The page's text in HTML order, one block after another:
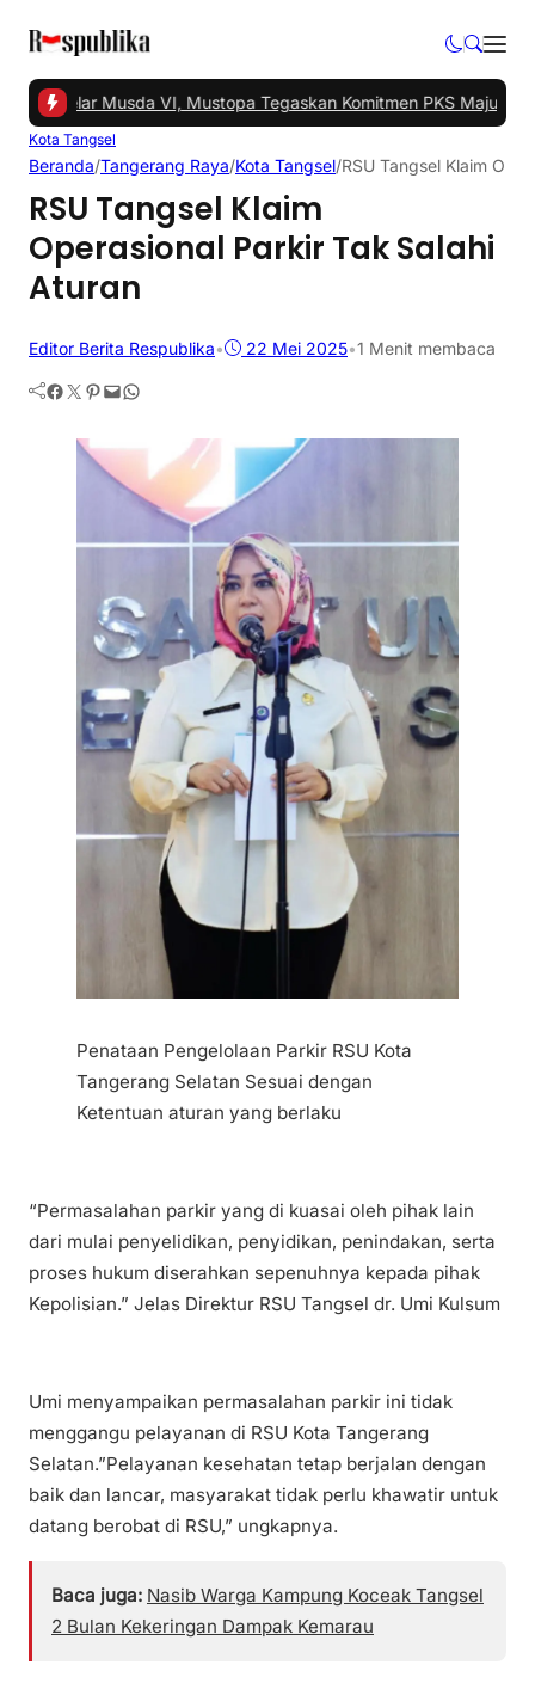
Gelar Musda VI, Mustopa Tegaskan Komitmen PKS Majukan
Kota Tangsel
Beranda/Tangerang Raya/Kota Tangsel/RSU Tangsel Klaim
RSU Tangsel Klaim
Operasional Parkir Tak Salahi
Aturan
Editor Berita Respublika• 22 Mei 2025•1 Menit membaca
Facebook Twitter Pinterest Mail WhatsApp
Penataan Pengelolaan Parkir RSU Kota
Tangerang Selatan Sesuai dengan
Ketentuan aturan yang berlaku
“Permasalahan parkir yang di kuasai oleh pihak lain
dari mulai penyelidikan, penyidikan, penindakan, serta
proses hukum diserahkan sepenuhnya kepada pihak
Kepolisian.” Jelas Direktur RSU Tangsel dr. Umi Kulsum
Umi menyampaikan permasalahan parkir ini tidak
menggangu pelayanan di RSU Kota Tangerang
Selatan.”Pelayanan kesehatan tetap berjalan dengan
baik dan lancar, masyarakat tidak perlu khawatir untuk
datang berobat di RSU,” ungkapnya.
Baca juga: Nasib Warga Kampung Koceak Tangsel
2 Bulan Kekeringan Dampak Kemarau